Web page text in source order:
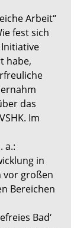
Arbeit“
fest sich
habe,
das
Im
a.:
in
vor großen
Bereichen
Bad‘